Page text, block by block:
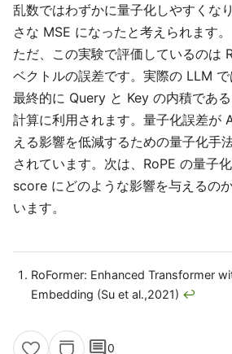
乱数ではわずかに量子化しやすくな
さな MSE になったと考えられます。
ただ、この実験で評価しているのは
ベクトルの誤差です。実際の LLM
最終的に Query と Key の内積であ
計算に利用されます。量子化誤差
える影響を低減するための量子化手
されています。次は、RoPE の量子
score にどのような影響を与えるの
います。
RoFormer: Enhanced Transformer
Embedding (Su et al.,2021) ↩
comment0